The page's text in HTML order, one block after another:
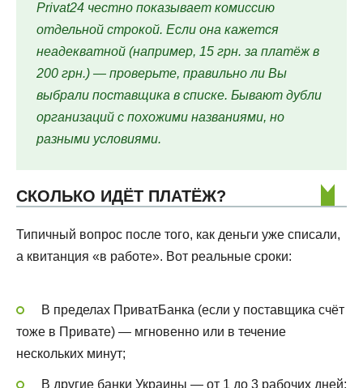
Privat24 честно показывает комиссию
отдельной строкой. Если она кажется
неадекватной (например, 15 грн. за платёж в
200 грн.) — проверьте, правильно ли Вы
выбрали поставщика в списке. Бывают дубли
организаций с похожими названиями, но
разными условиями.
СКОЛЬКО ИДЁТ ПЛАТЁЖ?
Типичный вопрос после того, как деньги уже списали,
а квитанция «в работе». Вот реальные сроки:
В пределах ПриватБанка (если у поставщика счёт
тоже в Привате) — мгновенно или в течение
нескольких минут;
В другие банки Украины — от 1 до 3 рабочих дней;